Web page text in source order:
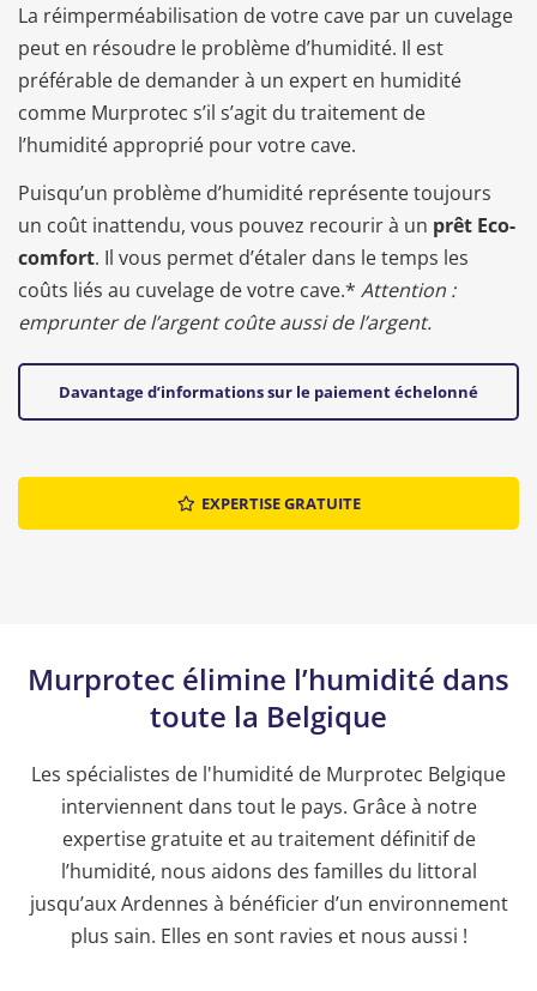
La réimperméabilisation de votre cave par un cuvelage
peut en résoudre le problème d’humidité. Il est
préférable de demander à un expert en humidité
comme Murprotec s’il s’agit du traitement de
l’humidité approprié pour votre cave.
Puisqu’un problème d’humidité représente toujours
un coût inattendu, vous pouvez recourir à un prêt Eco-
comfort. Il vous permet d’étaler dans le temps les
coûts liés au cuvelage de votre cave.* Attention :
emprunter de l’argent coûte aussi de l’argent.
Davantage d’informations sur le paiement échelonné
EXPERTISE GRATUITE
Murprotec élimine l’humidité dans
toute la Belgique
Les spécialistes de l'humidité de Murprotec Belgique
interviennent dans tout le pays. Grâce à notre
expertise gratuite et au traitement définitif de
l’humidité, nous aidons des familles du littoral
jusqu’aux Ardennes à bénéficier d’un environnement
plus sain. Elles en sont ravies et nous aussi !